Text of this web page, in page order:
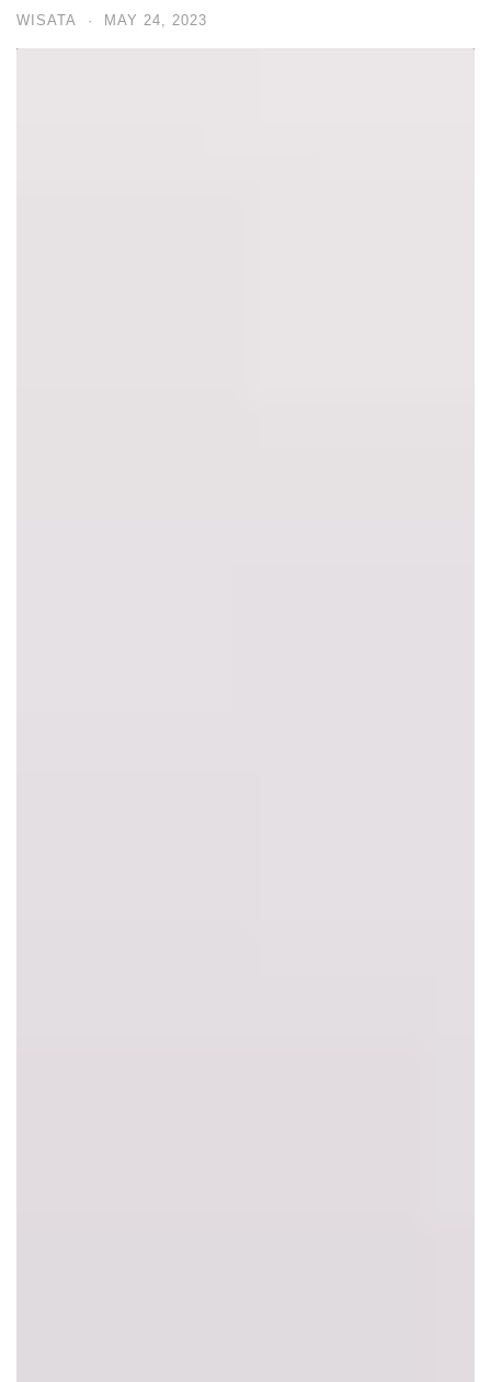
WISATA · MAY 24, 2023